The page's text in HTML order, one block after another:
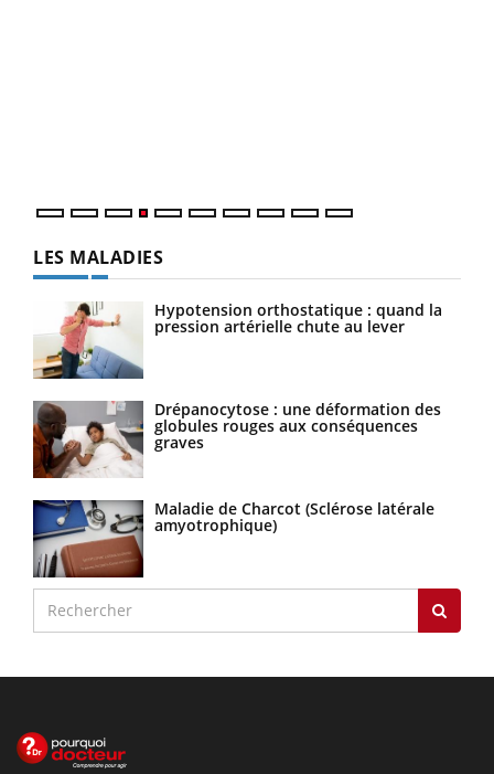
LES MALADIES
Hypotension orthostatique : quand la
pression artérielle chute au lever
Drépanocytose : une déformation des
globules rouges aux conséquences
graves
Maladie de Charcot (Sclérose latérale
amyotrophique)